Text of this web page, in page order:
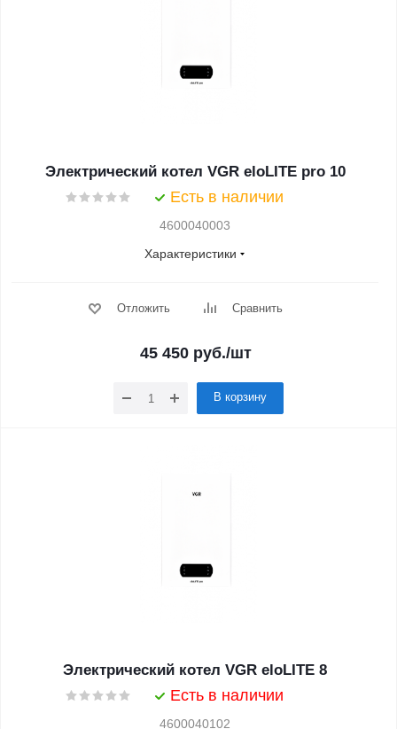
Электрический котел VGR eloLITE pro 10
Есть в наличии
4600040003
Характеристики
Отложить Сравнить
45 450руб./шт
В корзину
Электрический котел VGR eloLITE 8
Есть в наличии
4600040102